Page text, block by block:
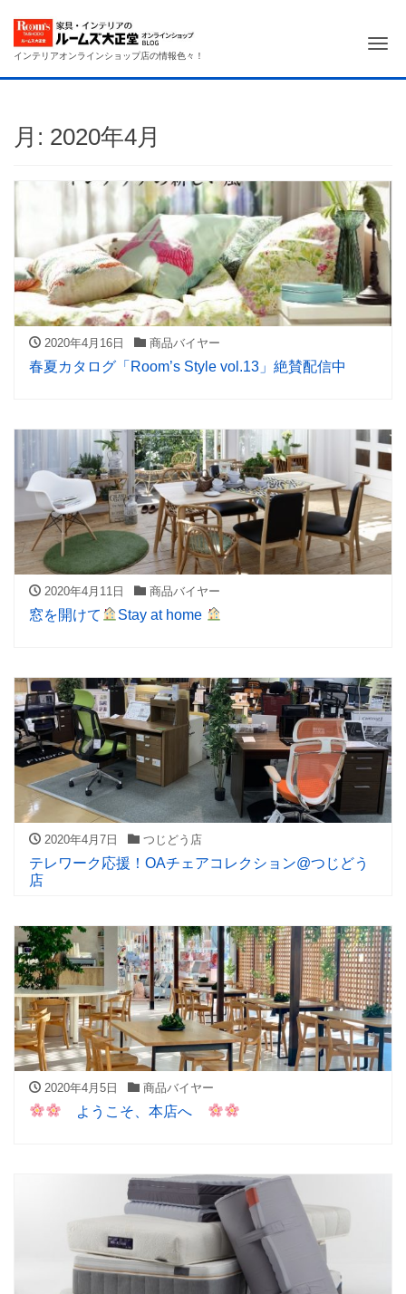
インテリアオンラインショップ店の情報色々！
月: 2020年4月
2020年4月16日 商品バイヤー
春夏カタログ「Room’s Style vol.13」絶賛配信中
2020年4月11日 商品バイヤー
窓を開けて Stay at home
2020年4月7日 つじどう店
テレワーク応援！OAチェアコレクション@つじどう
店
2020年4月5日 商品バイヤー
ようこそ、本店へ